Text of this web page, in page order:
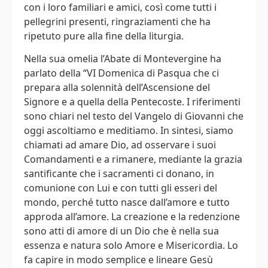
con i loro familiari e amici, così come tutti i
pellegrini presenti, ringraziamenti che ha
ripetuto pure alla fine della liturgia.
Nella sua omelia l’Abate di Montevergine ha
parlato della “VI Domenica di Pasqua che ci
prepara alla solennità dell’Ascensione del
Signore e a quella della Pentecoste. I riferimenti
sono chiari nel testo del Vangelo di Giovanni che
oggi ascoltiamo e meditiamo. In sintesi, siamo
chiamati ad amare Dio, ad osservare i suoi
Comandamenti e a rimanere, mediante la grazia
santificante che i sacramenti ci donano, in
comunione con Lui e con tutti gli esseri del
mondo, perché tutto nasce dall’amore e tutto
approda all’amore. La creazione e la redenzione
sono atti di amore di un Dio che è nella sua
essenza e natura solo Amore e Misericordia. Lo
fa capire in modo semplice e lineare Gesù